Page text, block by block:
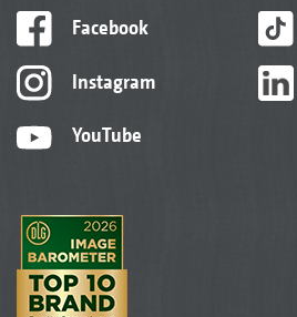
Facebook
Instagram
YouTube